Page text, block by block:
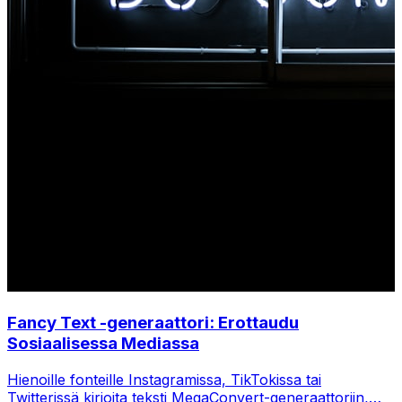
Fancy Text -generaattori: Erottaudu
Sosiaalisessa Mediassa
Hienoille fonteille Instagramissa, TikTokissa tai
Twitterissä kirjoita teksti MegaConvert-generaattoriin,